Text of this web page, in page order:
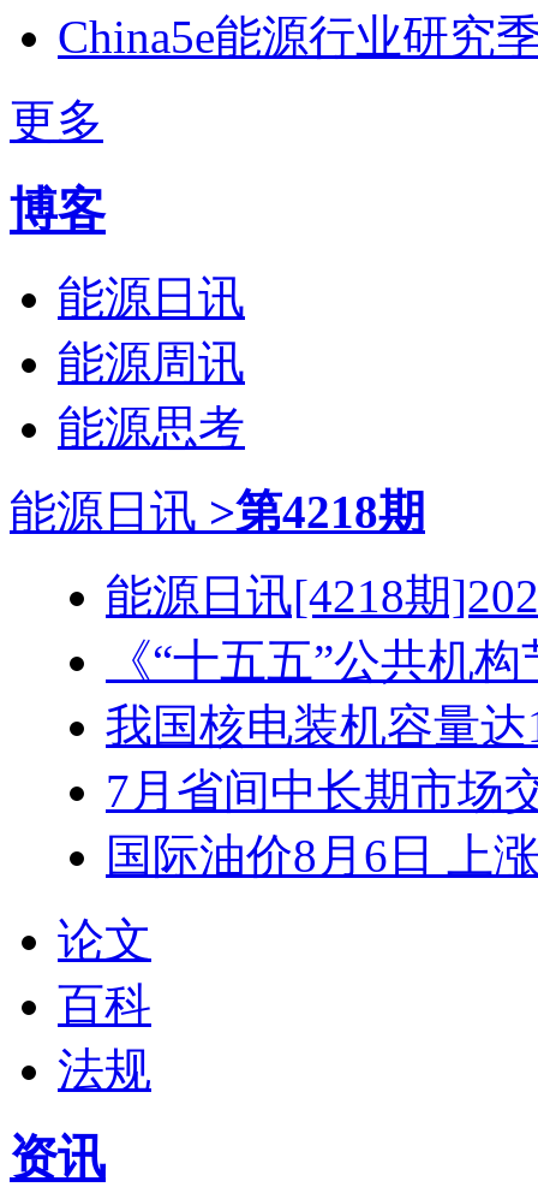
China5e能源行业研究
更多
博客
能源日讯
能源周讯
能源思考
能源日讯 >第4218期
能源日讯[4218期
《“十五五”公共机
我国核电装机容量达
7月省间中长期市场
国际油价8月6日 上
论文
百科
法规
资讯